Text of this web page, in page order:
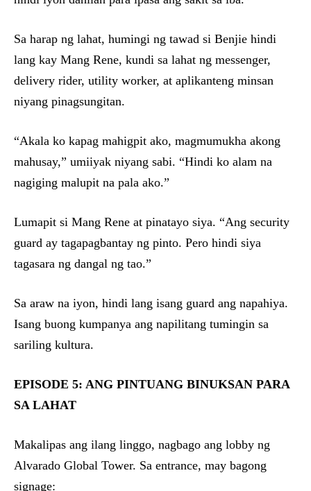
Sa harap ng lahat, humingi ng tawad si Benjie hindi
lang kay Mang Rene, kundi sa lahat ng messenger,
delivery rider, utility worker, at aplikanteng minsan
niyang pinagsungitan.
“Akala ko kapag mahigpit ako, magmumukha akong
mahusay,” umiiyak niyang sabi. “Hindi ko alam na
nagiging malupit na pala ako.”
Lumapit si Mang Rene at pinatayo siya. “Ang security
guard ay tagapagbantay ng pinto. Pero hindi siya
tagasara ng dangal ng tao.”
Sa araw na iyon, hindi lang isang guard ang napahiya.
Isang buong kumpanya ang napilitang tumingin sa
sariling kultura.
EPISODE 5: ANG PINTUANG BINUKSAN PARA
SA LAHAT
Makalipas ang ilang linggo, nagbago ang lobby ng
Alvarado Global Tower. Sa entrance, may bagong
signage: